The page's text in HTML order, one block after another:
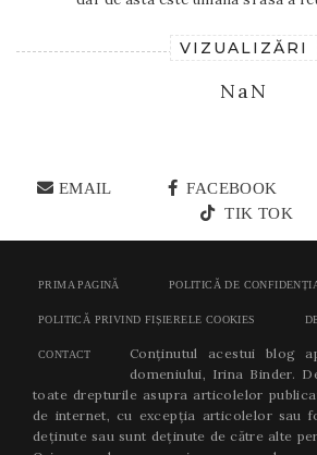
VIZUALIZĂRI
NaN
EMAIL FACEBOOK
TIK TOK
PRIMA PAGINĂ POLITICĂ DE
POLITICĂ PRIVIND FIȘIERELE COOKIES
CONTACT
Conținutul acestui blog
domeniului, Irina Binder.
toate drepturile asupra articolelor
de internet, cu excepția articolelor sau
deținute sau sunt deținute de către alte